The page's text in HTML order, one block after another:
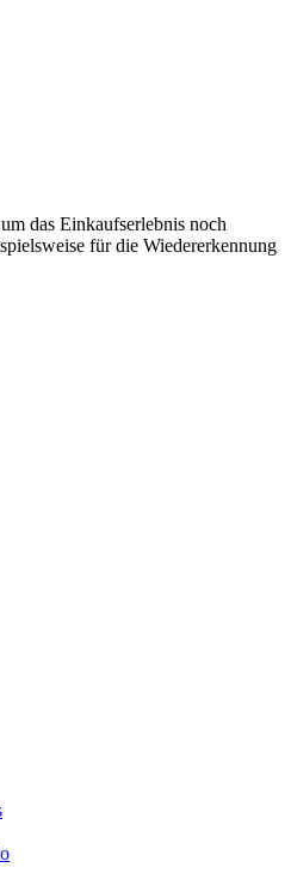
das Einkaufserlebnis noch
für die Wiedererkennung